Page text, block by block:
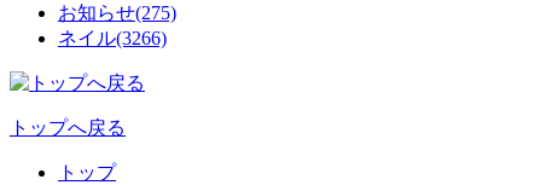
お知らせ(275)
ネイル(3266)
トップへ戻る
トップ